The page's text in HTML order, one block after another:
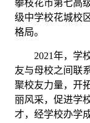
攀枝花市第七高
级中学校花城校
格局。
2021年，学
友与母校之间联
聚校友力量，开
丽风采，促进学
才，经学校办学